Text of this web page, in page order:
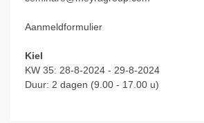
Aanmeldformulier
Kiel
KW 35: 28-8-2024 - 29-8-2024
Duur: 2 dagen (9.00 - 17.00 u)